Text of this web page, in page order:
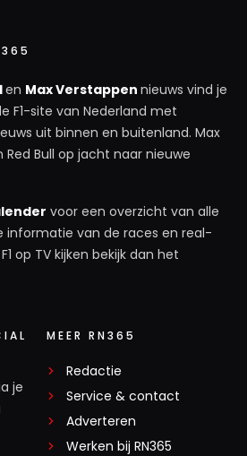
en Max Verstappen nieuws vind je
F1-site van Nederland met
uit binnen en buitenland. Max
Bull op jacht naar nieuwe
voor een overzicht van alle
informatie van de races en real-
op TV kijken bekijk dan het
je
MEER RN365
Redactie
Service & contact
Adverteren
Werken bij RN365